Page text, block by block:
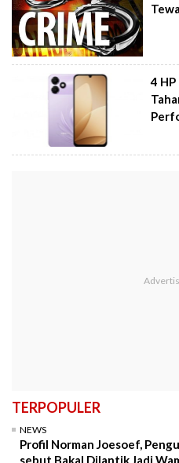
4
TERPOPULER
NEWS
Profil Norman Joesoef,
sebut Bakal Dilantik Jadi